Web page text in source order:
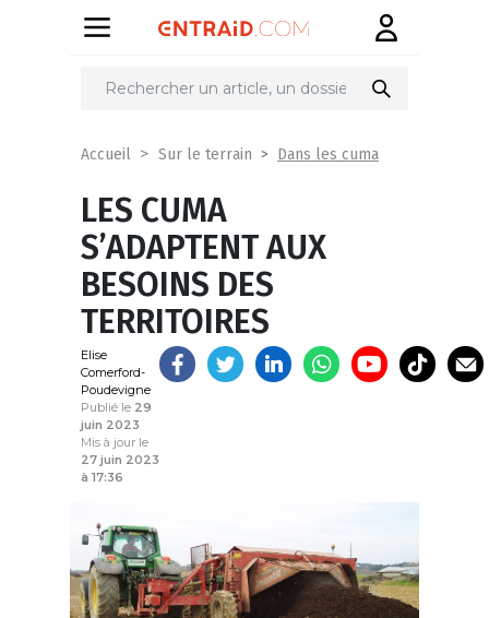
Partager
Accueil Sur le terrain Dans les cuma
LES CUMA
S’ADAPTENT AUX
BESOINS DES
TERRITOIRES
Elise
Comerford-
Poudevigne
Publié le 29
juin 2023
Mis à jour le
27 juin 2023
à 17:36